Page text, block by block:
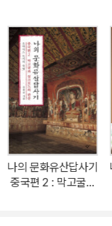
003) 등을 수상했다.
끈다. 사막과 오아시스,
현장을 만나는 돈황·실
날 중국문명이 태동한
서 문명의 교차로 역할
서 생생하게 재현된다.
해 유홍준표 해외 문화
국 답사기에서 특히 그
답사를 향한 열정으로
나의 문화유산답사기
중국편 2 : 막고굴과